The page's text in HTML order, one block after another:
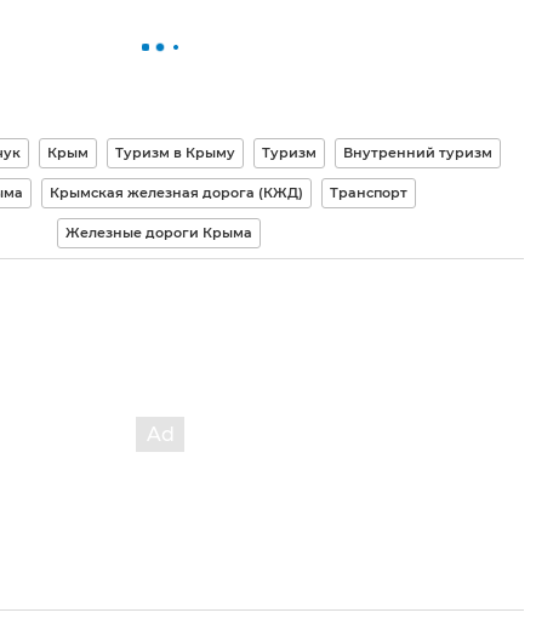
Крым Туризм в Крыму Туризм Внутренний туризм
Крымская железная дорога (КЖД) Транспорт
Железные дороги Крыма